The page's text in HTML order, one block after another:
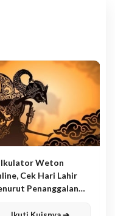
Weton
Cek Hari Lahir
Penanggalan